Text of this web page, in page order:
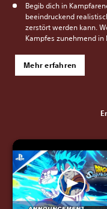
Begib dich in
beeindruckend
zerstört werden kann.
Kampfes zunehmend
Mehr erfahren